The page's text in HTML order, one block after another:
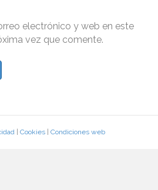
electrónico y web en este
vez que comente.
| Cookies| Condiciones web